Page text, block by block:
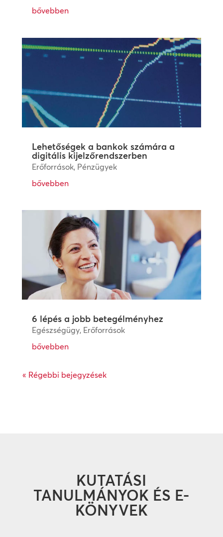
bővebben
Lehetőségek a bankok számára a
digitális kijelzőrendszerben
Erőforrások, Pénzügyek
bővebben
6 lépés a jobb betegélményhez
Egészségügy, Erőforrások
bővebben
« Régebbi bejegyzések
KUTATÁSI
TANULMÁNYOK ÉS E-
KÖNYVEK